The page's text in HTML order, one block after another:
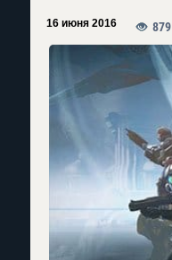
16 июня 2016 879